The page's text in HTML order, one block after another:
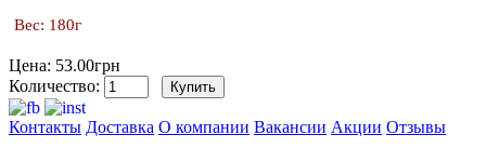
Вес: 180г
Цена: 53.00грн
Количество:
Контакты Доставка О компании Вакансии Акции Отзывы